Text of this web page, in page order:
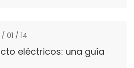
01 / 14
eléctricos: una guía